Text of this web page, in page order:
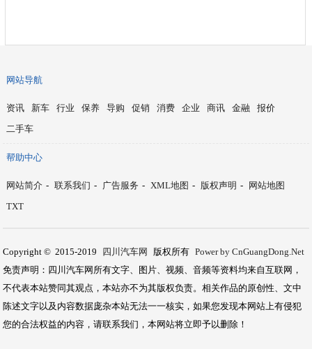
网站导航
资讯 新车 行业 保养 导购 促销 消费 企业 商讯 金融
报价
二手车
帮助中心
网站简介 - 联系我们 - 广告服务 - XML地图 - 版权声明 -
网站地图
TXT
Copyright © 2015-2019 四川汽车网 版权所有 Power by CnGuangDong.Net
免责声明：四川汽车网所有文字、图片、视频、音频等资料均来自互联网，
不代表本站赞同其观点，本站亦不为其版权负责。相关作品的原创性、文中
陈述文字以及内容数据庞杂本站无法一一核实，如果您发现本网站上有侵犯
您的合法权益的内容，请联系我们，本网站将立即予以删除！